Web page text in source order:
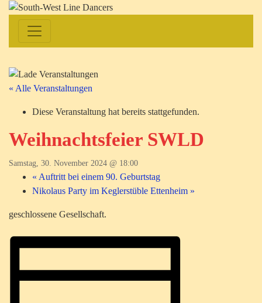
« Alle Veranstaltungen
Diese Veranstaltung hat bereits stattgefunden.
Weihnachtsfeier SWLD
Samstag, 30. November 2024 @ 18:00
« Auftritt bei einem 90. Geburtstag
Nikolaus Party im Keglerstüble Ettenheim »
geschlossene Gesellschaft.